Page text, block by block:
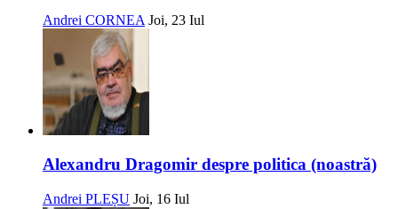
Andrei CORNEA Joi, 23 Iul
Alexandru Dragomir despre politica (noastră)
Andrei PLEȘU Joi, 16 Iul